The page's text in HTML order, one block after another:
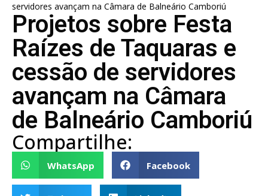
servidores avançam na Câmara de Balneário Camboriú
Projetos sobre Festa
Raízes de Taquaras e
cessão de servidores
avançam na Câmara
de Balneário Camboriú
Compartilhe:
WhatsApp Facebook